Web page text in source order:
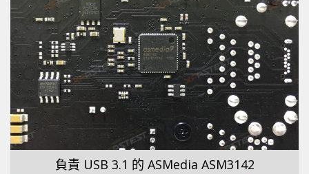
負責 USB 3.1 的 ASMedia ASM3142